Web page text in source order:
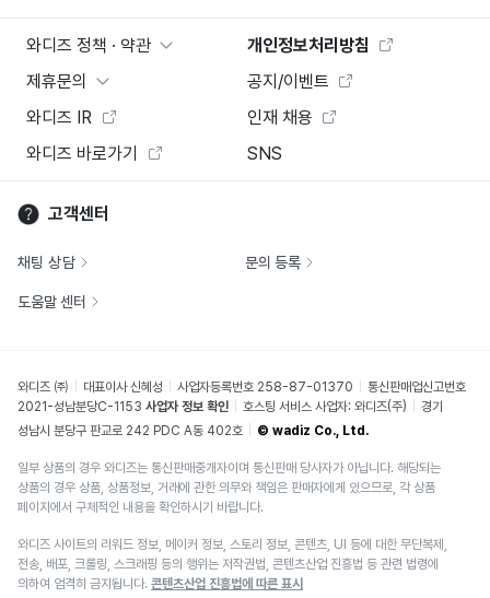
와디즈 정책 · 약관
개인정보처리방침
제휴문의
공지/이벤트
와디즈 IR
인재 채용
와디즈 바로가기
SNS
고객센터
채팅 상담 문의 등록
도움말 센터
와디즈 ㈜ 대표이사 신혜성 사업자등록번호 258-87-01370
통신판매업신고번호
2021-성남분당C-1153 사업자 정보 확인 호스팅 서비스 사업자: 와디즈(주)
경기
성남시 분당구 판교로 242 PDC A동 402호
© wadiz Co., Ltd.
일부 상품의 경우 와디즈는 통신판매중개자이며 통신판매 당사자가 아닙니다. 해당되는
상품의 경우 상품, 상품정보, 거래에 관한 의무와 책임은 판매자에게 있으므로, 각 상품
페이지에서 구체적인 내용을 확인하시기 바랍니다.
와디즈 사이트의 리워드 정보, 메이커 정보, 스토리 정보, 콘텐츠, UI 등에 대한 무단복제,
전송, 배포, 크롤링, 스크래핑 등의 행위는 저작권법, 콘텐츠산업 진흥법 등 관련 법령에
의하여 엄격히 금지됩니다. 콘텐츠산업 진흥법에 따른 표시